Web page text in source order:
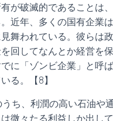
が破滅的であることは
近年、多くの国有企業
舞われている。彼らは
回してなんとか経営を
に「ゾンビ企業」と呼
る。【8】
ち、利潤の高い石油や
微々たる利益しか出し